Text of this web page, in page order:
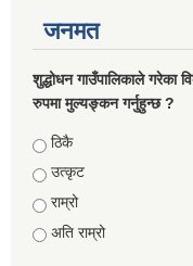
जनमत
शुद्धोधन गाउँपालिकाले गरेका
रुपमा मुल्यङ्कन गर्नुहुन्छ ?
Choices
ठिकै
उत्कृट
राम्रो
अति राम्रो